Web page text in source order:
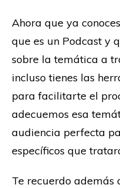
Ahora que ya
que es un Podcast y
sobre la temática a
incluso tienes las
para facilitarte el
adecuemos esa
audiencia perfecta
específicos que
Te recuerdo además